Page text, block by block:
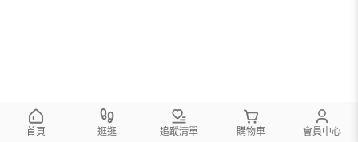
首頁 逛逛 追蹤清單 購物車 會員中心